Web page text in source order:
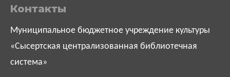
Контакты
Муниципальное бюджетное учреждение культуры
«Сысертская централизованная библиотечная
система»